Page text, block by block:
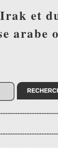
et
arabe